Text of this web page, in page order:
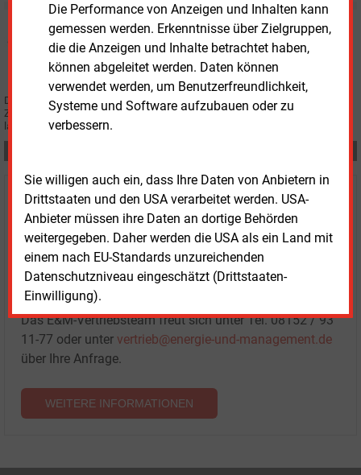
Die Performance von Anzeigen und Inhalten kann
gemessen werden. Erkenntnisse über Zielgruppen,
die die Anzeigen und Inhalte betrachtet haben,
können abgeleitet werden. Daten können
verwendet werden, um Benutzerfreundlichkeit,
Systeme und Software aufzubauen oder zu
verbessern.
Sie willigen auch ein, dass Ihre Daten von Anbietern in
Drittstaaten und den USA verarbeitet werden. USA-
Anbieter müssen ihre Daten an dortige Behörden
weitergegeben. Daher werden die USA als ein Land mit
einem nach EU-Standards unzureichenden
Datenschutzniveau eingeschätzt (Drittstaaten-
Einwilligung).
E&M ELEKTROFAHRZEUGE
Strom aus der Laterne
Die Stadt Langenhagen und Enercity haben mit der „Lade-Laterne“ ein
Zukunftsprojekt umgesetzt für Menschen, die ihr E-Fahrzeug nicht zu Hause
laden können.
Haben Sie Interesse an Content oder
Mehrfachzugängen für Ihr Unternehmen?
Sprechen Sie uns an, wenn Sie Fragen zur Nutzung von
E&M-Inhalten oder den verschiedenen Abonnement-
Paketen haben.
Das E&M-Vertriebsteam freut sich unter Tel. 08152 / 93
11-77 oder unter vertrieb@energie-und-management.de
über Ihre Anfrage.
WEITERE INFORMATIONEN